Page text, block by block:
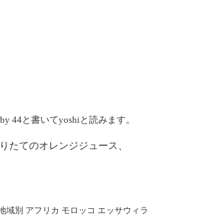
44と書いてyoshiと読みます。
てのオレンジジュース、
域別 アフリカ モロッコ エッサウィラ